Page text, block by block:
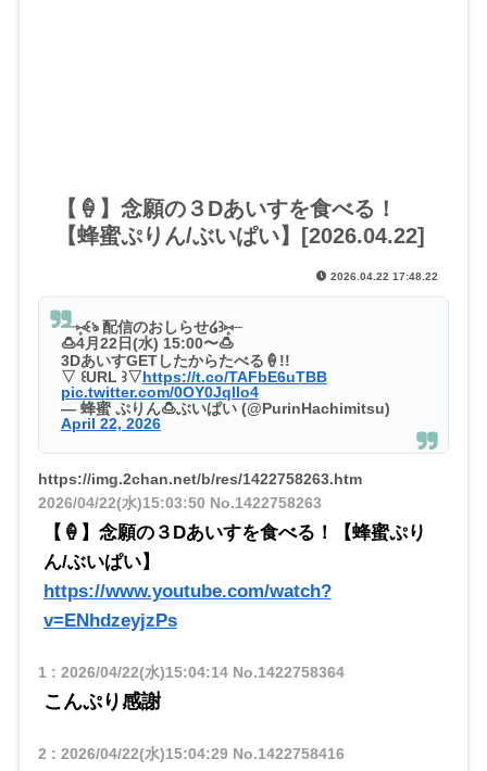
【🍦】念願の３Dあいすを食べる！
【蜂蜜ぷりん/ぶいぱい】[2026.04.22]
2026.04.22 17:48.22
┈⑅̥꒰ঌ 配信のおしらせ໒꒱⑅̥┈
🍮4月22日(水) 15:00〜🍮
3DあいすGETしたからたべる🍦!!
▽ ꒰URL ꒱▽https://t.co/TAFbE6uTBB
pic.twitter.com/0OY0Jqllo4
— 蜂蜜 ぷりん🍮ぶいぱい (@PurinHachimitsu)
April 22, 2026
https://img.2chan.net/b/res/1422758263.htm
2026/04/22(水)15:03:50 No.1422758263
【🍦】念願の３Dあいすを食べる！【蜂蜜ぷり
ん/ぶいぱい】
https://www.youtube.com/watch?
v=ENhdzeyjzPs
1 : 2026/04/22(水)15:04:14No.1422758364
こんぷり感謝
2 : 2026/04/22(水)15:04:29No.1422758416